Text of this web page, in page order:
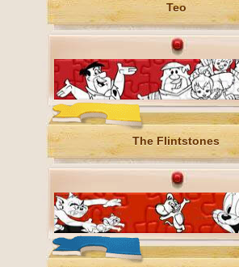
Teo
The Flintstones